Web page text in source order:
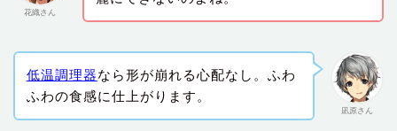
花織さん
凪原さん
低温調理器なら形が崩れる心配なし。ふわ
ふわの食感に仕上がります。